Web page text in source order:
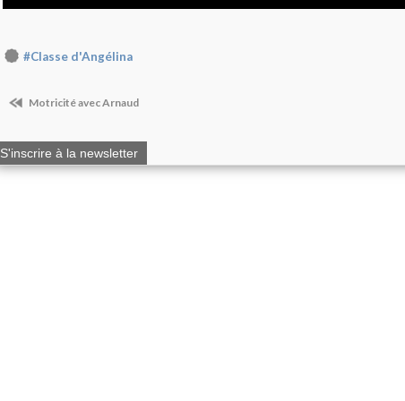
#Classe d'Angélina
Motricité avec Arnaud
S'inscrire à la newsletter